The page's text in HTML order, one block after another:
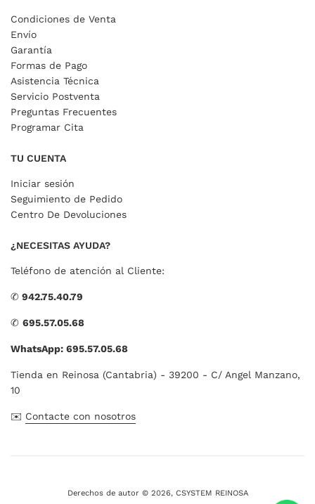
Condiciones de Venta
Envío
Garantía
Formas de Pago
Asistencia Técnica
Servicio Postventa
Preguntas Frecuentes
Programar Cita
TU CUENTA
Iniciar sesión
Seguimiento de Pedido
Centro De Devoluciones
¿NECESITAS AYUDA?
Teléfono de atención al Cliente:
✆ 942.75.40.79
✆ 695.57.05.68
WhatsApp: 695.57.05.68
Tienda en Reinosa (Cantabria) - 39200 - C/ Angel Manzano,
10
✉️ Contacte con nosotros
Derechos de autor © 2026, CSYSTEM REINOSA